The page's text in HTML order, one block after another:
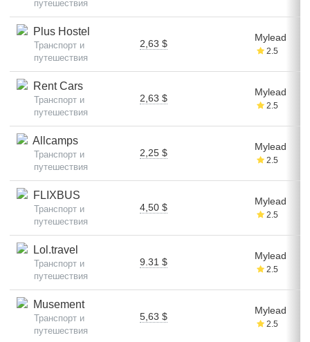
путешествия
Plus Hostel
Транспорт и
путешествия
2,63 $
Mylead
2.5
Rent Cars
Транспорт и
путешествия
2,63 $
Mylead
2.5
Allcamps
Транспорт и
путешествия
2,25 $
Mylead
2.5
FLIXBUS
Транспорт и
путешествия
4,50 $
Mylead
2.5
Lol.travel
Транспорт и
путешествия
9.31 $
Mylead
2.5
Musement
Транспорт и
путешествия
5,63 $
Mylead
2.5